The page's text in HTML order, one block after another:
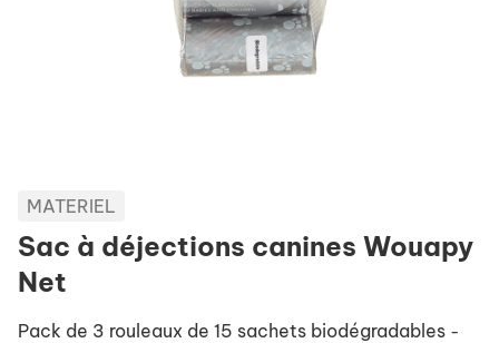
MATERIEL
Sac à déjections canines Wouapy
Net
Pack de 3 rouleaux de 15 sachets biodégradables -